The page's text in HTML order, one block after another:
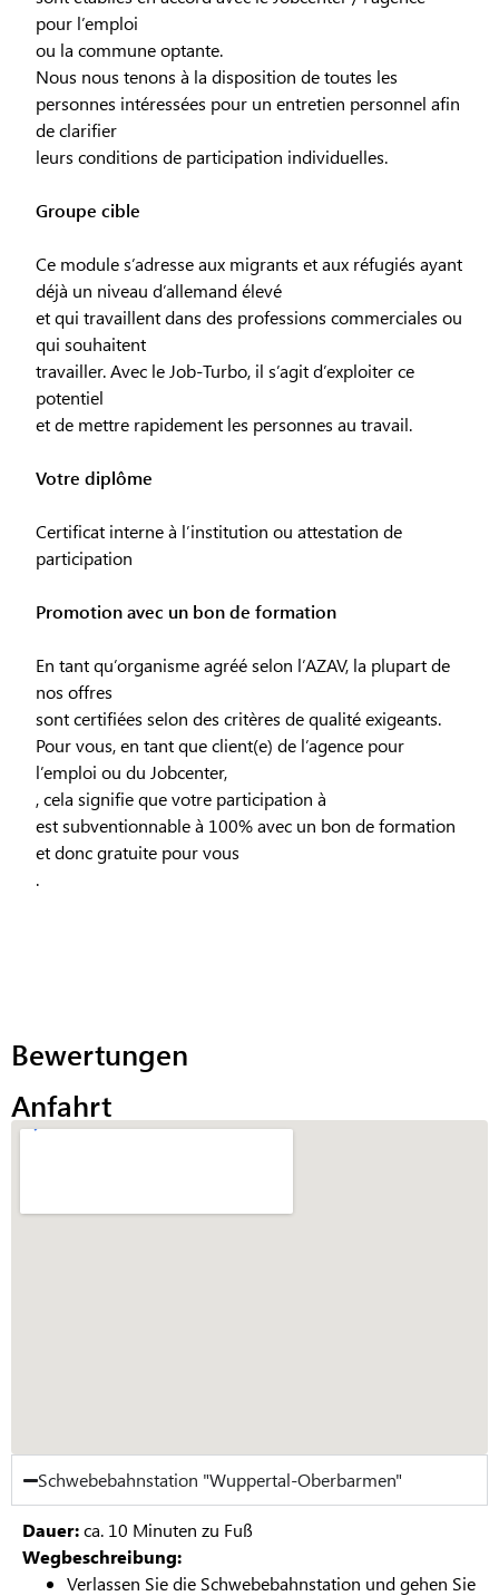
pour l’emploi
ou la commune optante.
Nous nous tenons à la disposition de toutes les
personnes intéressées pour un entretien personnel afin
de clarifier
leurs conditions de participation individuelles.
Groupe cible
Ce module s’adresse aux migrants et aux réfugiés ayant
déjà un niveau d’allemand élevé
et qui travaillent dans des professions commerciales ou
qui souhaitent
travailler. Avec le Job-Turbo, il s’agit d’exploiter ce
potentiel
et de mettre rapidement les personnes au travail.
Votre diplôme
Certificat interne à l’institution ou attestation de
participation
Promotion avec un bon de formation
En tant qu’organisme agréé selon l’AZAV, la plupart de
nos offres
sont certifiées selon des critères de qualité exigeants.
Pour vous, en tant que client(e) de l’agence pour
l’emploi ou du Jobcenter,
, cela signifie que votre participation à
est subventionnable à 100% avec un bon de formation
et donc gratuite pour vous
.
Bewertungen
Anfahrt
Schwebebahnstation "Wuppertal-Oberbarmen"
Dauer:ca. 10 Minuten zu Fuß
Wegbeschreibung:
Verlassen Sie die Schwebebahnstation und gehen Sie